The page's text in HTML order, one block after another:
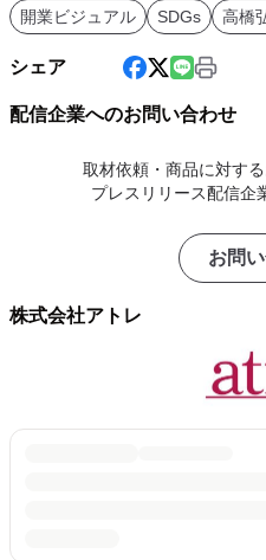
開業ビジュアル
SDGs 高橋
シェア
配信企業へのお問い合わせ
取材依頼・商品に対す
プレスリリース配信企
お問
株式会社アトレ